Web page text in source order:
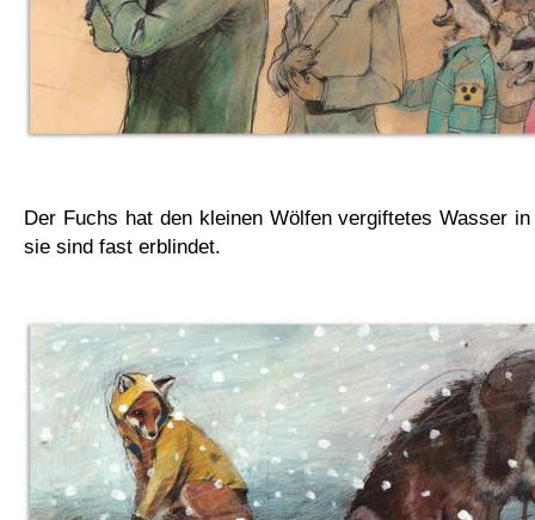
Der Fuchs hat den kleinen Wölfen vergiftetes Wasser
sie sind fast erblindet.